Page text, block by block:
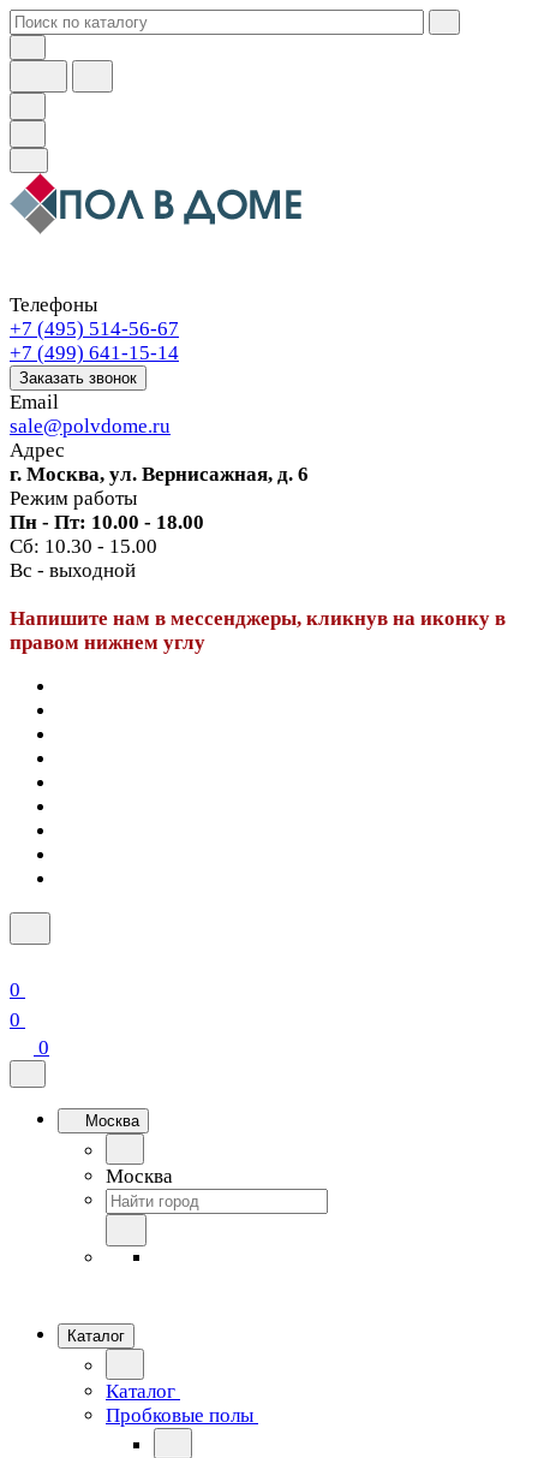
Телефоны
+7 (495) 514-56-67
+7 (499) 641-15-14
Заказать звонок
Email
sale@polvdome.ru
Адрес
г. Москва, ул. Вернисажная, д. 6
Режим работы
Пн - Пт: 10.00 - 18.00
Сб: 10.30 - 15.00
Вс - выходной
Напишите нам в мессенджеры, кликнув на иконку в
правом нижнем углу
0
0
0
Москва
Москва
Каталог
Каталог
Пробковые полы